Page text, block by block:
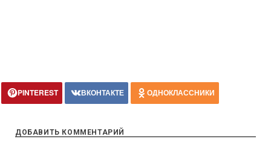
PINTEREST ВКОНТАКТЕ ОДНОКЛАССНИКИ
ДОБАВИТЬ КОММЕНТАРИЙ